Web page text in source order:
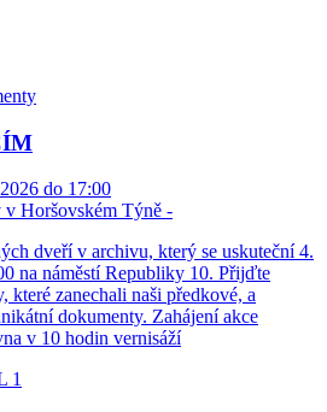
do 17:00
v Horšovském Týně -
dveří v archivu, který se uskuteční 4.
na náměstí Republiky 10. Přijďte
které zanechali naši předkové, a
dokumenty. Zahájení akce
v 10 hodin vernisáží